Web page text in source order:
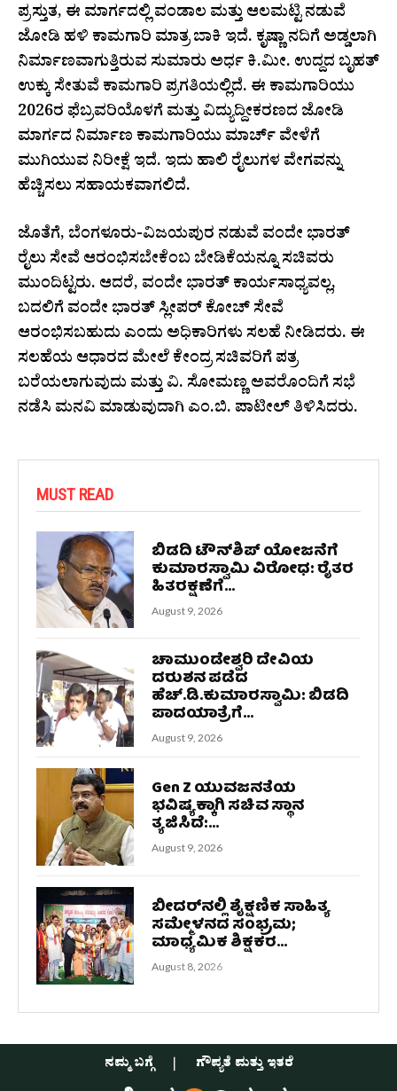
ಪ್ರಸ್ತುತ, ಈ ಮಾರ್ಗದಲ್ಲಿ ವಂಡಾಲ ಮತ್ತು ಆಲಮಟ್ಟಿ ನಡುವೆ
ಜೋಡಿ ಹಳಿ ಕಾಮಗಾರಿ ಮಾತ್ರ ಬಾಕಿ ಇದೆ. ಕೃಷ್ಣಾ ನದಿಗೆ ಅಡ್ಡಲಾಗಿ
ನಿರ್ಮಾಣವಾಗುತ್ತಿರುವ ಸುಮಾರು ಅರ್ಧ ಕಿ.ಮೀ. ಉದ್ದದ ಬೃಹತ್
ಉಕ್ಕು ಸೇತುವೆ ಕಾಮಗಾರಿ ಪ್ರಗತಿಯಲ್ಲಿದೆ. ಈ ಕಾಮಗಾರಿಯು
2026ರ ಫೆಬ್ರವರಿಯೊಳಗೆ ಮತ್ತು ವಿದ್ಯುದ್ದೀಕರಣದ ಜೋಡಿ
ಮಾರ್ಗದ ನಿರ್ಮಾಣ ಕಾಮಗಾರಿಯು ಮಾರ್ಚ್ ವೇಳೆಗೆ
ಮುಗಿಯುವ ನಿರೀಕ್ಷೆ ಇದೆ. ಇದು ಹಾಲಿ ರೈಲುಗಳ ವೇಗವನ್ನು
ಹೆಚ್ಚಿಸಲು ಸಹಾಯಕವಾಗಲಿದೆ.
ಜೊತೆಗೆ, ಬೆಂಗಳೂರು-ವಿಜಯಪುರ ನಡುವೆ ವಂದೇ ಭಾರತ್
ರೈಲು ಸೇವೆ ಆರಂಭಿಸಬೇಕೆಂಬ ಬೇಡಿಕೆಯನ್ನೂ ಸಚಿವರು
ಮುಂದಿಟ್ಟರು. ಆದರೆ, ವಂದೇ ಭಾರತ್ ಕಾರ್ಯಸಾಧ್ಯವಲ್ಲ,
ಬದಲಿಗೆ ವಂದೇ ಭಾರತ್ ಸ್ಲೀಪರ್ ಕೋಚ್ ಸೇವೆ
ಆರಂಭಿಸಬಹುದು ಎಂದು ಅಧಿಕಾರಿಗಳು ಸಲಹೆ ನೀಡಿದರು. ಈ
ಸಲಹೆಯ ಆಧಾರದ ಮೇಲೆ ಕೇಂದ್ರ ಸಚಿವರಿಗೆ ಪತ್ರ
ಬರೆಯಲಾಗುವುದು ಮತ್ತು ವಿ. ಸೋಮಣ್ಣ ಅವರೊಂದಿಗೆ ಸಭೆ
ನಡೆಸಿ ಮನವಿ ಮಾಡುವುದಾಗಿ ಎಂ.ಬಿ. ಪಾಟೀಲ್ ತಿಳಿಸಿದರು.
MUST READ
ಬಿಡದಿ ಟೌನ್‌ಶಿಪ್ ಯೋಜನೆಗೆ
ಕುಮಾರಸ್ವಾಮಿ ವಿರೋಧ: ರೈತರ
ಹಿತರಕ್ಷಣೆಗೆ...
August 9, 2026
ಚಾಮುಂಡೇಶ್ವರಿ ದೇವಿಯ
ದರುಶನ ಪಡೆದ
ಹೆಚ್.ಡಿ.ಕುಮಾರಸ್ವಾಮಿ: ಬಿಡದಿ
ಪಾದಯಾತ್ರೆಗೆ...
August 9, 2026
Gen Z ಯುವಜನತೆಯ
ಭವಿಷ್ಯಕ್ಕಾಗಿ ಸಚಿವ ಸ್ಥಾನ
ತ್ಯಜಿಸಿದೆ:...
August 9, 2026
ಬೀದರ್‌ನಲ್ಲಿ ಶೈಕ್ಷಣಿಕ ಸಾಹಿತ್ಯ
ಸಮ್ಮೇಳನದ ಸಂಭ್ರಮ;
ಮಾಧ್ಯಮಿಕ ಶಿಕ್ಷಕರ...
August 8, 2026
ನಮ್ಮ ಬಗ್ಗೆ ಗೌಪ್ಯತೆ ಮತ್ತು ಇತರೆ